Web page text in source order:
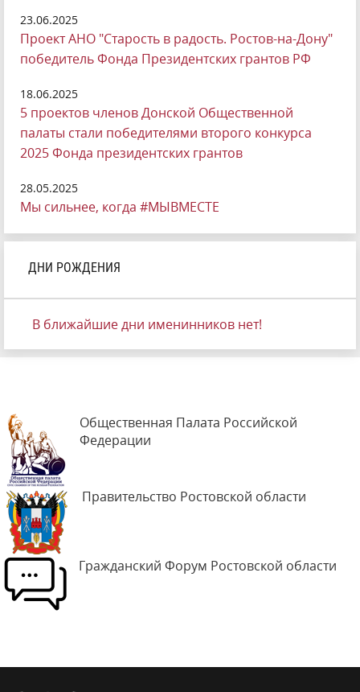
23.06.2025
Проект АНО "Старость в радость. Ростов-на-Дону"
победитель Фонда Президентских грантов РФ
18.06.2025
5 проектов членов Донской Общественной
палаты стали победителями второго конкурса
2025 Фонда президентских грантов
28.05.2025
Мы сильнее, когда #МЫВМЕСТЕ
ДНИ РОЖДЕНИЯ
В ближайшие дни именинников нет!
Общественная Палата Российской
Федерации
Правительство Ростовской области
Гражданский Форум Ростовской области